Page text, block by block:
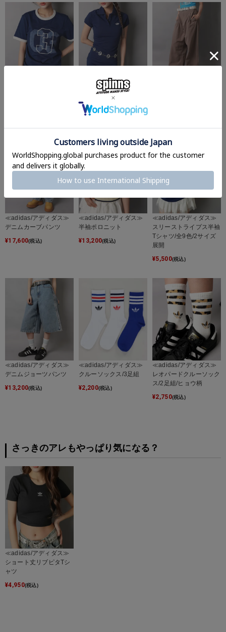
≪adidas/アディダス≫
半袖タイトワンピース
11,550(税込)
≪adidas/アディダス≫
デニムカーブパンツ
¥17,600(税込)
≪adidas/アディダス≫
半袖ポロニット
¥13,200(税込)
≪adidas/アディダス≫
スリーストライプス半袖
Tシャツ/全9色/2サイズ
展開
¥5,500(税込)
≪adidas/アディダス≫
デニムジョーツパンツ
¥13,200(税込)
≪adidas/アディダス≫
クルーソックス/3足組
¥2,200(税込)
≪adidas/アディダス≫
レオパードクルーソック
ス/2足組/ヒョウ柄
¥2,750(税込)
さっきのアレもやっぱり気になる？
≪adidas/アディダス≫
ショート丈リブピタTシ
ャツ
¥4,950(税込)